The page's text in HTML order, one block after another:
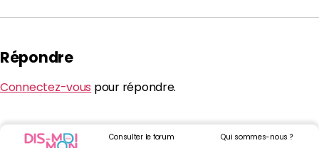
Répondre
Connectez-vous pour répondre.
Consulter le forum
Qui sommes-nous ?